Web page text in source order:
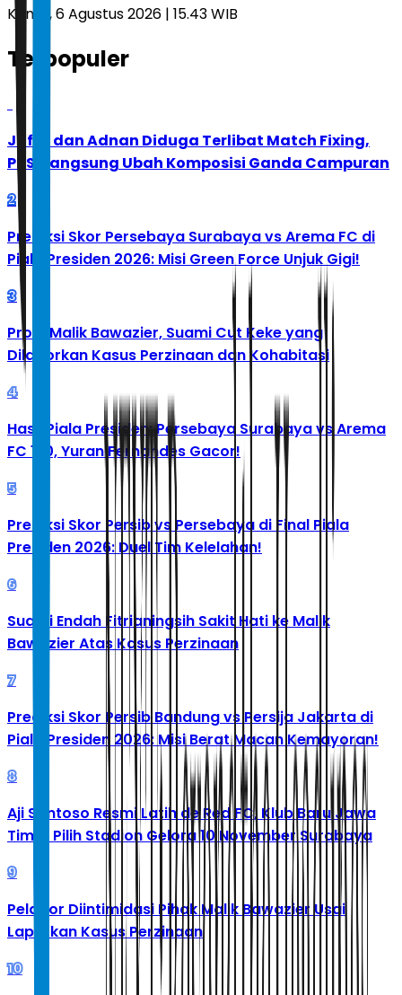
Kamis, 6 Agustus 2026 | 15.43 WIB
Terpopuler
Jafar dan Adnan Diduga Terlibat Match Fixing,
PBSI Langsung Ubah Komposisi Ganda Campuran
2
Prediksi Skor Persebaya Surabaya vs Arema FC di
Piala Presiden 2026: Misi Green Force Unjuk Gigi!
3
Profil Malik Bawazier, Suami Cut Keke yang
Dilaporkan Kasus Perzinaan dan Kohabitasi
4
Hasil Piala Presiden: Persebaya Surabaya vs Arema
FC 1-0, Yuran Fernandes Gacor!
5
Prediksi Skor Persib vs Persebaya di Final Piala
Presiden 2026: Duel Tim Kelelahan!
6
Suami Endah Fitrianingsih Sakit Hati ke Malik
Bawazier Atas Kasus Perzinaan
7
Prediksi Skor Persib Bandung vs Persija Jakarta di
Piala Presiden 2026: Misi Berat Macan Kemayoran!
8
Aji Santoso Resmi Latih de Red FC, Klub Baru Jawa
Timur Pilih Stadion Gelora 10 November Surabaya
9
Pelapor Diintimidasi Pihak Malik Bawazier Usai
Laporkan Kasus Perzinaan
10